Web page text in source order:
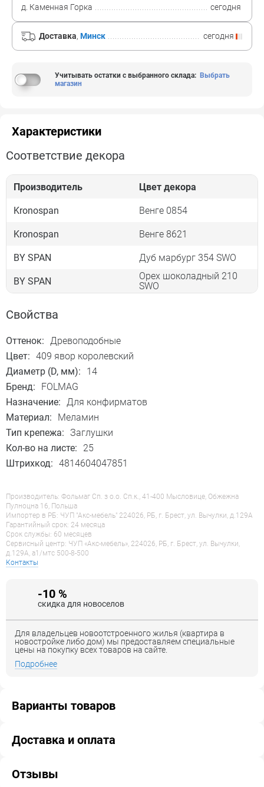
д. Каменная Горка
сегодня
Доставка, Минск сегодня
Учитывать остатки с выбранного склада: Выбрать
магазин
Характеристики
Соответствие декора
Производитель Цвет декора
Kronospan Венге 0854
Kronospan Венге 8621
BY SPAN Дуб марбург 354 SWO
BY SPAN
Орех шоколадный 210
SWO
Свойства
Оттенок: Древоподобные
Цвет: 409 явор королевский
Диаметр (D, мм):
14
Бренд:
FOLMAG
Назначение: Для конфирматов
Материал:
Меламин
Тип крепежа: Заглушки
Кол-во на листе:
25
Штрихкод: 4814604047851
Производитель: Фольмаг Сп. з о.о. Сп.к., 41-400 Мысловице, Обжежна
Пулноцна 16, Польша
Импортер в РБ: ЧУП "Акс-мебель" 224026, РБ, г. Брест, ул. Вычулки, д.129А
Гарантийный срок: 24 месяца
Срок службы: 60 месяцев
Сервисный центр: ЧУП «Акс-мебель», 224026, РБ, г. Брест, ул. Вычулки,
д.129А, a1/мтс 500-8-500
Контакты
-10 %
скидка для новоселов
Для владельцев новоотстроенного жилья (квартира в
новостройке либо дом) мы предоставляем специальные
цены на покупку всех товаров на сайте.
Подробнее
Варианты товаров
Доставка и оплата
Отзывы